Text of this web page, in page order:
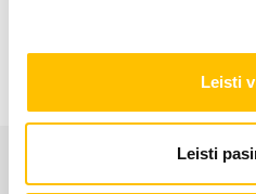
Leisti
Leisti